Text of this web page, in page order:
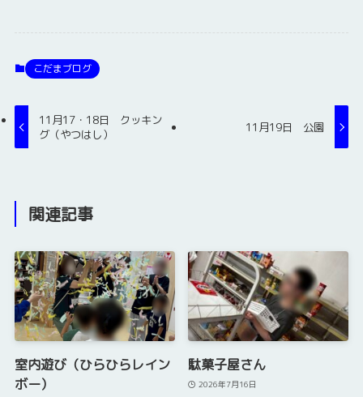
こだまブログ
11月17・18日 クッキン
グ（やつはし）
11月19日 公園
関連記事
室内遊び（ひらひらレイン
ボー）
駄菓子屋さん
2026年7月16日